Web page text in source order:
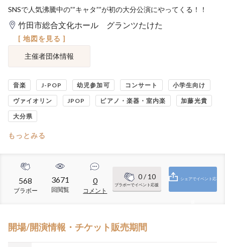
SNSで人気沸騰中の””キャタ””が初の大分公演にやってくる！！
竹田市総合文化ホール グランツたけた
[ 地図を見る ]
主催者団体情報
音楽 J-POP 幼児参加可 コンサート 小学生向け
ヴァイオリン JPOP ピアノ・楽器・室内楽 加藤光貴
大分県
もっとみる
568
ブラボー
3671
回閲覧
0
コメント
0/ 10
ブラボーでイベント応援
シェアでイベント応
開場/開演情報・チケット販売期間